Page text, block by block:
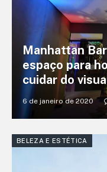
Manhattan
espaço para
cuidar do
6 de janeiro de 2020
BELEZA E ESTÉTICA